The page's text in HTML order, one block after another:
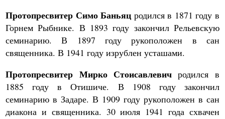
Протопресвитер Симо Баньяц родился в 1871 году в
Горнем Рыбнике. В 1893 году закончил Рельевскую
семинарию. В 1897 году рукоположен в сан
священника. В 1941 году изрублен усташами.
Протопресвитер Мирко Стоисавлевич родился в
1885 году в Отишиче. В 1908 году закончил
семинарию в Задаре. В 1909 году рукоположен в сан
диакона и священника. 30 июля 1941 года схвачен